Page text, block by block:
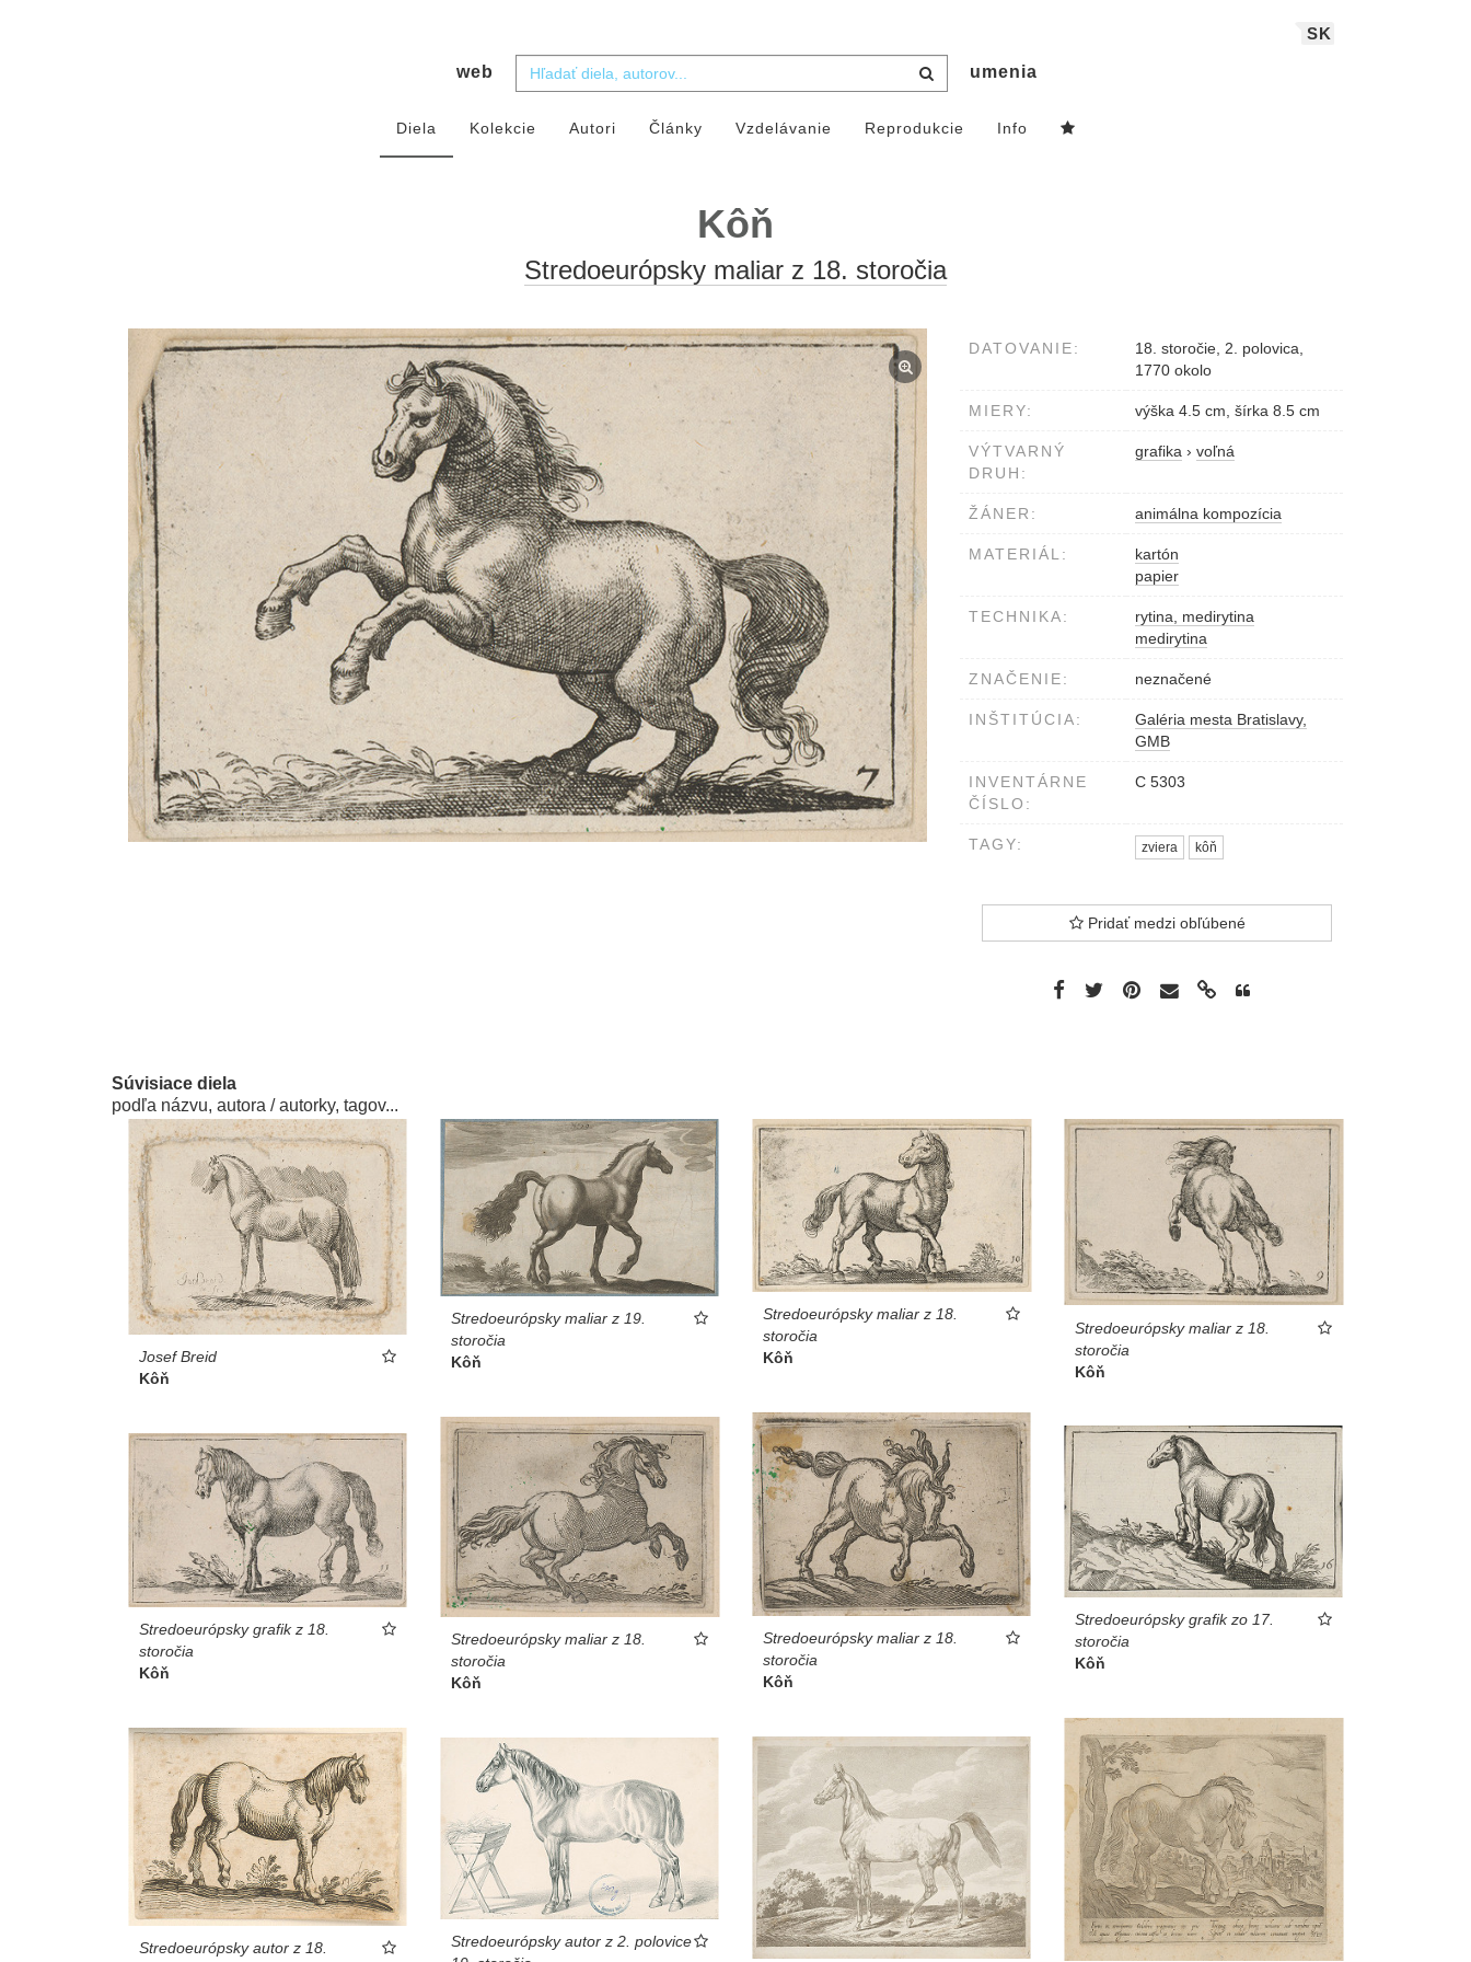
SK
web umenia
Diela Kolekcie Autori Články Vzdelávanie Reprodukcie Info
Kôň
Stredoeurópsky maliar z 18. storočia
DATOVANIE:
18. storočie, 2. polovica,
1770 okolo
MIERY: výška 4.5 cm, šírka 8.5 cm
VÝTVARNÝ
DRUH:
grafika › voľná
ŽÁNER: animálna kompozícia
MATERIÁL:
kartón
papier
TECHNIKA:
rytina, medirytina
medirytina
ZNAČENIE: neznačené
INŠTITÚCIA:
Galéria mesta Bratislavy,
GMB
INVENTÁRNE
ČÍSLO:
C 5303
TAGY: zviera kôň
Pridať medzi obľúbené
Súvisiace diela
podľa názvu, autora / autorky, tagov...
Josef Breid
Kôň
Stredoeurópsky maliar z 19.
storočia
Kôň
Stredoeurópsky maliar z 18.
storočia
Kôň
Stredoeurópsky maliar z 18.
storočia
Kôň
Stredoeurópsky maliar z 18.
storočia
Kôň
Stredoeurópsky maliar z 18.
storočia
Kôň
Stredoeurópsky grafik zo 17.
storočia
Kôň
Stredoeurópsky grafik z 18.
storočia
Kôň
Stredoeurópsky autor z 18.
Stredoeurópsky autor z 2. polovice